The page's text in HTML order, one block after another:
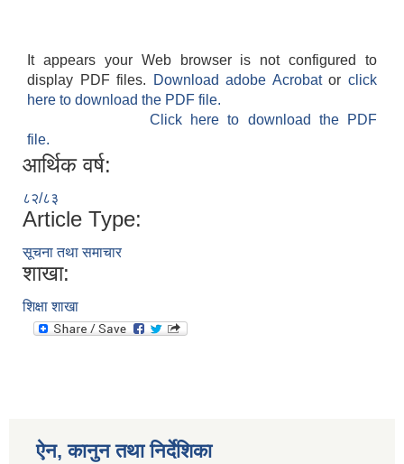
It appears your Web browser is not configured to
display PDF files.
Download adobe Acrobatorclick
here to download the PDF file.
Click here to download the PDF
file.
आर्थिक वर्ष:
८२/८३
Article Type:
सूचना तथा समाचार
शाखा:
शिक्षा शाखा
ऐन, कानुन तथा निर्देशिका